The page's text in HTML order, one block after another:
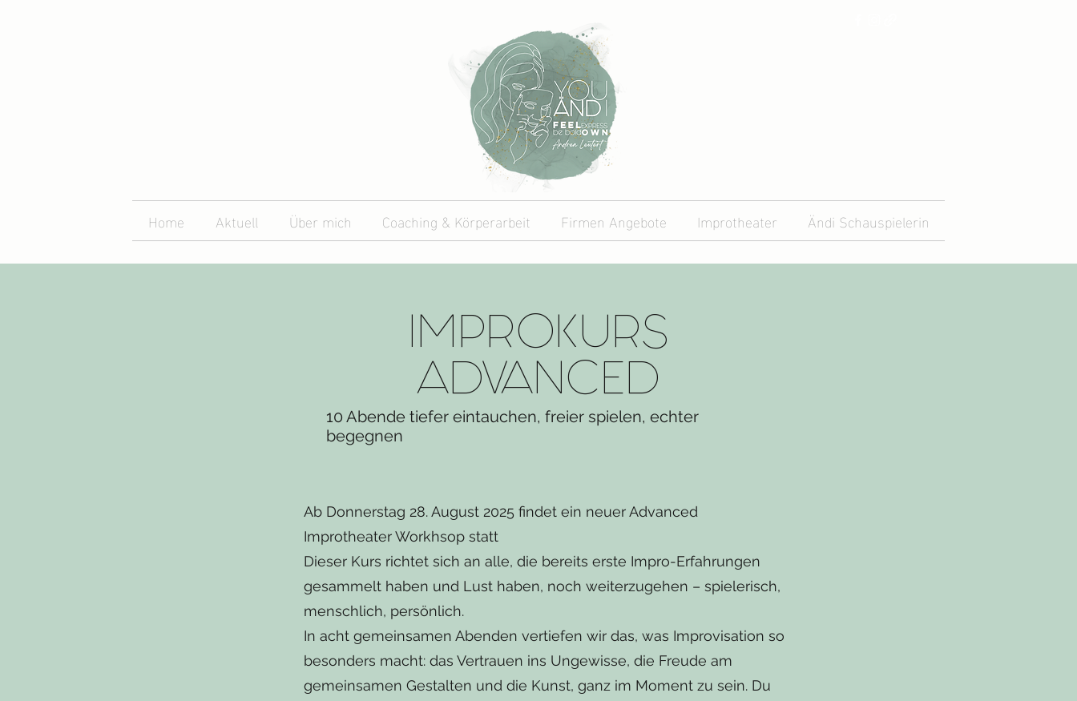
Home Aktuell Über mich Coaching & Körperarbeit Firmen Angebote Improtheater Ändi Schauspielerin
IMPROKURS
ADVANCED
10 Abende tiefer eintauchen, freier spielen, echter
begegnen
Ab Donnerstag 28. August 2025 findet ein neuer Advanced
Improtheater Workhsop statt
Dieser Kurs richtet sich an alle, die bereits erste Impro-Erfahrungen
gesammelt haben und Lust haben, noch weiterzugehen – spielerisch,
menschlich, persönlich.
In acht gemeinsamen Abenden vertiefen wir das, was Improvisation so
besonders macht: das Vertrauen ins Ungewisse, die Freude am
gemeinsamen Gestalten und die Kunst, ganz im Moment zu sein. Du